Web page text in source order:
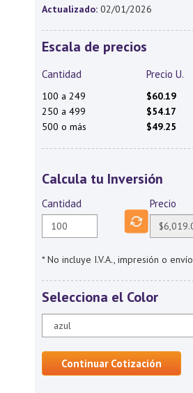
Actualizado: 02/01/2026
Escala de precios
Cantidad Precio U.
100 a 249
$60.19
250 a 499
$54.17
500 o más
$49.25
Calcula tu Inversión
Cantidad Precio
* No incluye I.V.A., impresión o envío
Selecciona el Color
Continuar Cotización